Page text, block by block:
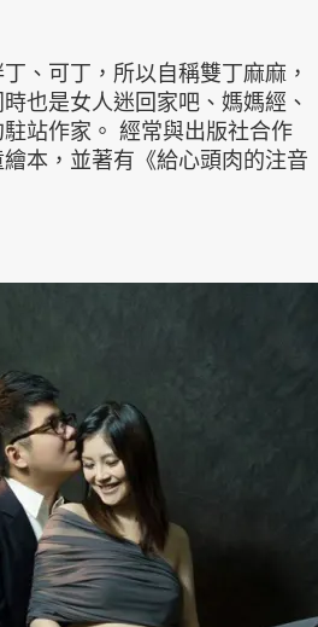
、可丁，所以自稱雙丁麻麻，
也是女人迷回家吧、媽媽經、
站作家。 經常與出版社合作
本，並著有《給心頭肉的注音